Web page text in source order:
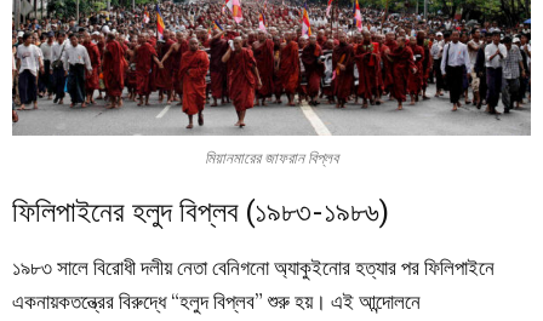
মিয়ানমারের জাফরান বিপ্লব
ফিলিপাইনের হলুদ বিপ্লব (১৯৮৩-১৯৮৬)
১৯৮৩ সালে বিরোধী দলীয় নেতা বেনিগনো অ্যাকুইনোর হত্যার পর ফিলিপাইনে
একনায়কতন্ত্রের বিরুদ্ধে “হলুদ বিপ্লব” শুরু হয়। এই আন্দোলনে